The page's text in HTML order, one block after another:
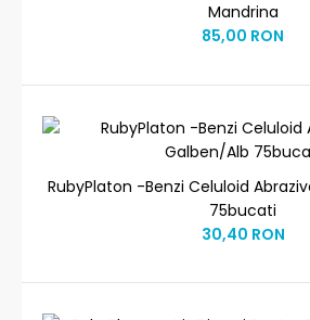
Mandrina
85,00 RON
RubyPlaton -Benzi Celuloid
75bucati
30,40 RON